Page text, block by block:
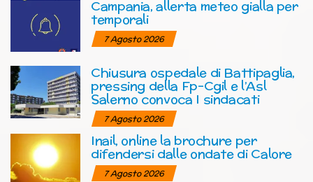
Campania, allerta meteo gialla per
temporali
7 Agosto 2026
Chiusura ospedale di Battipaglia,
pressing della Fp-Cgil e l’Asl
Salerno convoca I sindacati
7 Agosto 2026
Inail, online la brochure per
difendersi dalle ondate di Calore
7 Agosto 2026